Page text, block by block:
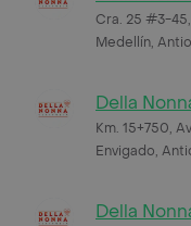
Cra. 25 #3-
Medellín,
Della
Km. 15+750,
Envigado,
Della